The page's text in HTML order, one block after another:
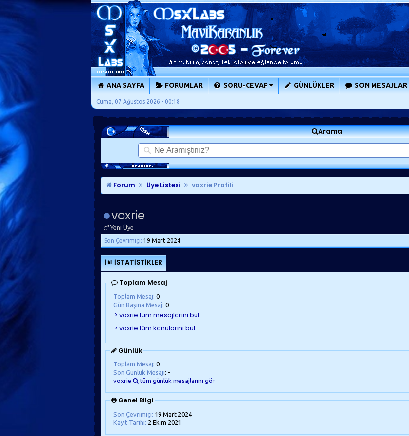
ANA SAYFA FORUMLAR SORU-CEVAP GÜNLÜKLER SON MESAJLAR
Cuma, 07 Ağustos 2026 - 00:18
Arama
Forum Üye Listesi voxrie Profili
voxrie
Yeni Üye
Son Çevrimiçi: 19 Mart 2024
İSTATISTIKLER
Toplam Mesaj
Toplam Mesaj: 0
Gün Başına Mesaj: 0
Günlük
Toplam Mesaj: 0
Son Günlük Mesajı : -
voxrie
tüm günlük mesajlarını gör
Genel Bilgi
Son Çevrimiçi: 19 Mart 2024
Kayıt Tarihi: 2 Ekim 2021